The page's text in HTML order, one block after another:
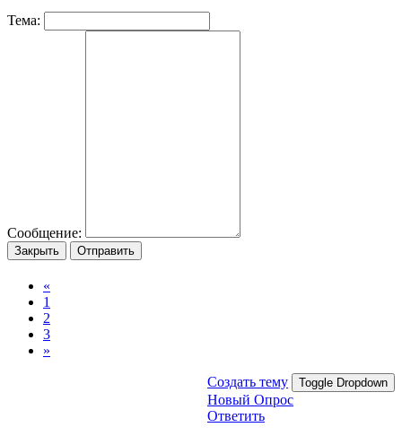
Тема:
Сообщение:
Закрыть Отправить
«
1
2
3
»
Создать тему Toggle Dropdown
Новый Опрос
Ответить